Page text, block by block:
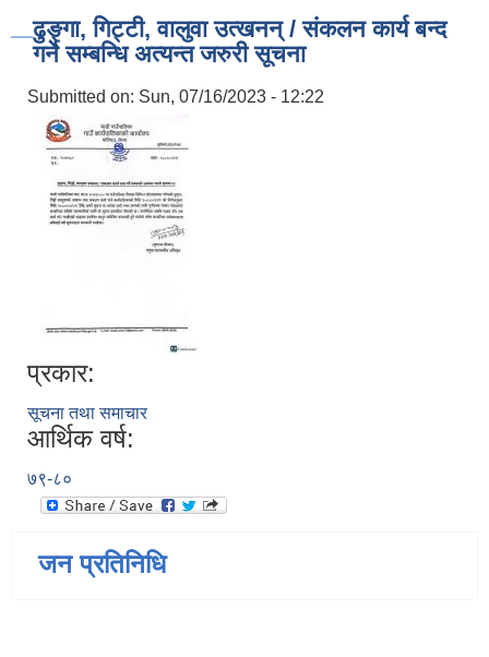
ढुङ्गा, गिट्टी, वालुवा उत्खनन् / संकलन कार्य बन्द
गर्ने सम्बन्धि अत्यन्त जरुरी सूचना
Submitted on: Sun, 07/16/2023 - 12:22
प्रकार:
सूचना तथा समाचार
आर्थिक वर्ष:
७९-८०
जन प्रतिनिधि